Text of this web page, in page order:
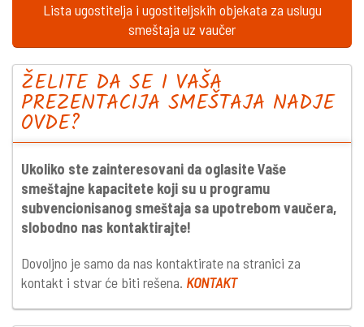
Lista ugostitelja i ugostiteljskih objekata za uslugu
smeštaja uz vaučer
ŽELITE DA SE I VAŠA
PREZENTACIJA SMEŠTAJA NADJE
OVDE?
Ukoliko ste zainteresovani da oglasite Vaše
smeštajne kapacitete koji su u programu
subvencionisanog smeštaja sa upotrebom vaučera,
slobodno nas kontaktirajte!
Dovoljno je samo da nas kontaktirate na stranici za
kontakt i stvar će biti rešena. KONTAKT